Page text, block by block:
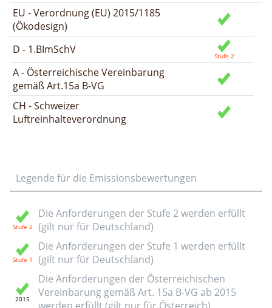
EU - Verordnung (EU) 2015/1185
(Ökodesign)
D - 1.BImSchV
A - Österreichische Vereinbarung
gemäß Art.15a B-VG
CH - Schweizer
Luftreinhalteverordnung
Legende für die Emissionsbewertungen
Die Anforderungen der Stufe 2 werden erfüllt
(gilt nur für Deutschland)
Die Anforderungen der Stufe 1 werden erfüllt
(gilt nur für Deutschland)
Die Anforderungen der Österreichischen
Vereinbarung gemäß Art. 15a B-VG ab 2015